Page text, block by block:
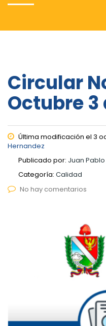
Circular
Octubre 3
Última modificación el 3
Hernandez
Publicado por: Juan
Categoría: Calidad
No hay comentarios